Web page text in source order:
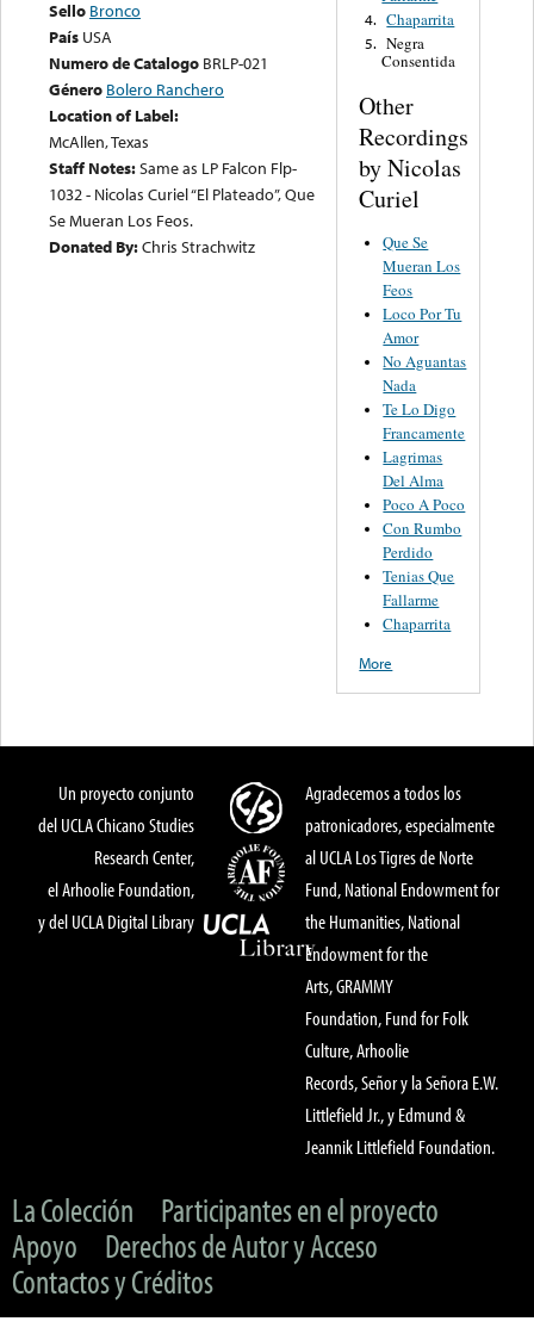
Sello Bronco
País USA
Numero de Catalogo BRLP-021
Género Bolero Ranchero
Location of Label:
McAllen, Texas
Staff Notes:Same as LP Falcon Flp-
1032 - Nicolas Curiel “El Plateado”, Que
Se Mueran Los Feos.
Donated By:Chris Strachwitz
4. Chaparrita
5. Negra
Consentida
Other
Recordings
by Nicolas
Curiel
Que Se
Mueran Los
Feos
Loco Por Tu
Amor
No Aguantas
Nada
Te Lo Digo
Francamente
Lagrimas
Del Alma
Poco A Poco
Con Rumbo
Perdido
Tenias Que
Fallarme
Chaparrita
More
Un proyecto conjunto
del UCLA Chicano Studies
Research Center,
el Arhoolie Foundation,
y del UCLA Digital Library
Agradecemos a todos los
patronicadores, especialmente
al UCLA Los Tigres de Norte
Fund, National Endowment for
the Humanities, National
Endowment for the
Arts, GRAMMY
Foundation, Fund for Folk
Culture, Arhoolie
Records, Señor y la Señora E.W.
Littlefield Jr., y Edmund &
Jeannik Littlefield Foundation.
La Colección
Participantes en el proyecto
Apoyo
Derechos de Autor y Acceso
Contactos y Créditos